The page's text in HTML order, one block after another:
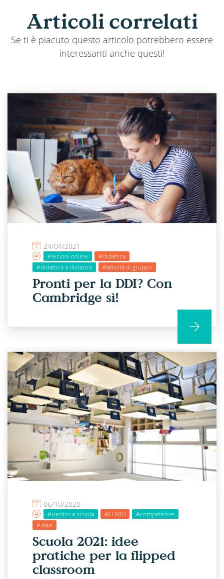
Articoli correlati
Se ti è piacuto questo articolo potrebbero essere
interessanti anche questi!
24/04/2021
#lezioni online
#didattica
#didattica a distanza
#attività di gruppo
Pronti per la DDI? Con
Cambridge sì!
06/10/2020
#rientro a scuola #COVID
#competenze
#idee
Scuola 2021: idee
pratiche per la flipped
classroom